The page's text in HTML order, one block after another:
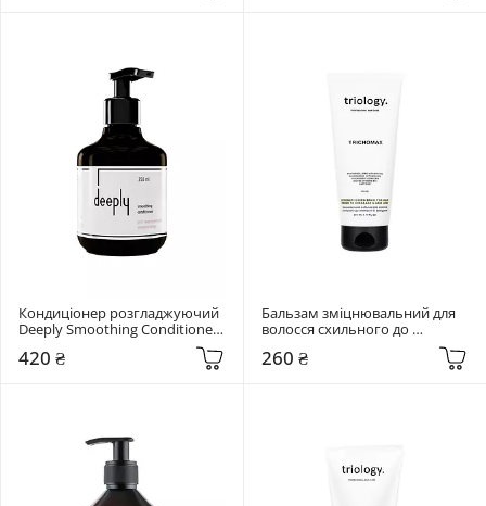
Кондиціонер розгладжуючий
Deeply Smoothing Conditioner
420 ₴
Бальзам зміцнювальний для
волосся схильного до
ламкості та випадіння Triology.
Trichomax 200 мл
260 ₴